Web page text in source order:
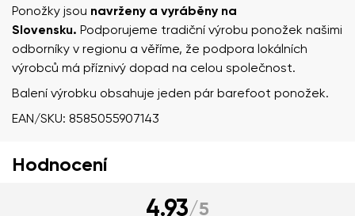
Ponožky jsou navrženy a vyráběny na
Slovensku. Podporujeme tradiční výrobu ponožek našimi
odborníky v regionu a věříme, že podpora lokálních
výrobců má příznivý dopad na celou společnost.
Balení výrobku obsahuje jeden pár barefoot ponožek.
EAN/SKU: 8585055907143
Hodnocení
4.93/5